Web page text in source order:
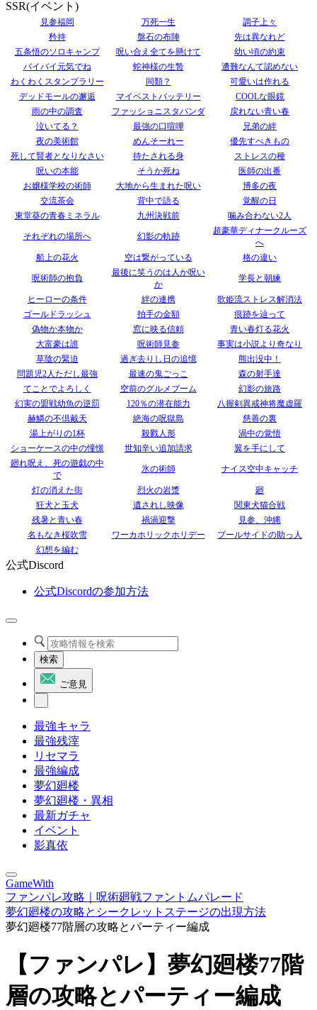
SSR(イベント)
見参福岡 万死一生
調子上々
矜持
盤石の布陣
先は異なれど
五条悟のソロキャンプ
呪い合え全てを懸けて
幼い頃の約束
バイバイ元気でね
蛇神様の生贄
遭難なんて認めない
わくわくスタンプラリー
同類？
可愛いは作れる
デッドモールの邂逅
マイベストバッテリー
COOLな眼鏡
雨の中の調査
ファッショニスタパンダ
戻れない青い春
泣いてる？
最強の口喧嘩
兄弟の絆
夜の美術館
めんそーれー
優先すべきもの
死して賢者となりなさい
待たされる身
ストレスの種
呪いの本能
そうか死ね
医師の出番
お嬢様学校の術師
大地から生まれた呪い
博多の夜
交流茶会
背中で語る
覚醒の日
東堂葵の青春ミネラル
九州決戦前 噛み合わない2人
それぞれの場所へ 幻影の軌跡
超豪華ディナークルーズ
へ
船上の花火
空は繋がっている 格の違い
呪術師の抱負
最後に笑うのは人か呪い
か
学長と朝練
ヒーローの条件 絆の連携
歌姫流ストレス解消法
ゴールドラッシュ
拍手の金額
痕跡を辿って
偽物か本物か
窓に映る信頼
青い春灯る花火
大富豪は誰
呪術師見参
事実は小説より奇なり
草陰の緊迫
過ぎ去りし日の追憶
熊出没中！
問題児2人ただし最強
最速の鬼ごっこ
森の射手達
てことでよろしく
空前のグルメブーム
幻影の旅路
幻実の盟戦幼魚の逆罰
120％の潜在能力
八握剣異戒神将魔虚羅
赫鱗の不倶戴天
絶海の呪獄島
慈善の裏
湯上がりの1杯
殺戮人形
渦中の覚悟
ショーケースの中の憧憬
世知辛い追加請求
翼を手にして
廻れ呪え、死の遊戯の中
で
氷の術師 ナイス空中キャッチ
灯の消えた街 烈火の岩漿
廻
狂犬と玉犬
遺されし映像
関東犬猫合戦
残暑と青い春
禍渦迎撃
見参、沖縄
名もなき桜吹雪
ワーカホリックホリデー
プールサイドの助っ人
幻想を編む
公式Discord
公式Discordの参加方法
検索
ご意見
最強キャラ
最強残滓
リセマラ
最強編成
夢幻廻楼
夢幻廻楼・異相
最新ガチャ
イベント
影真依
GameWith
ファンパレ攻略｜呪術廻戦ファントムパレード
夢幻廻楼の攻略とシークレットステージの出現方法
夢幻廻楼77階層の攻略とパーティー編成
【ファンパレ】夢幻廻楼77階
層の攻略とパーティー編成